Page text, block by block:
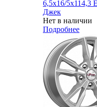
6,5x16/5x114,3
Джек
Нет в наличии
Подробнее